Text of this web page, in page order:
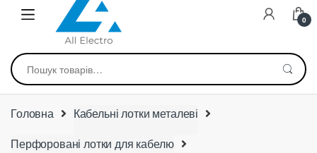
0
Шукати:
Головна
Кабельні лотки металеві
Перфоровані лотки для кабелю